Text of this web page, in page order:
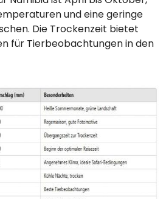
und eine geringe
Die Trockenzeit bietet
für Tierbeobachtungen in den